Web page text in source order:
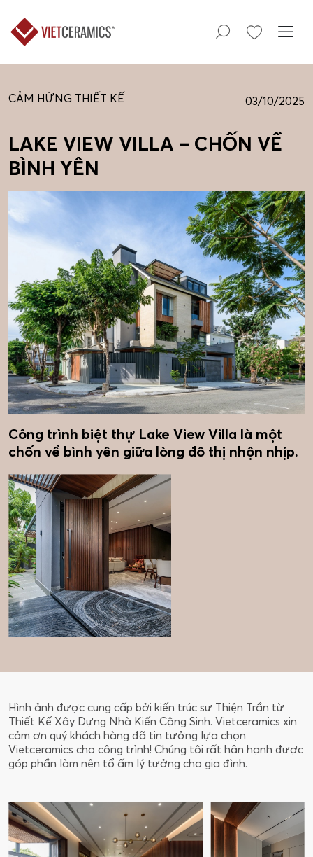
CẢM HỨNG THIẾT KẾ 03/10/2025
LAKE VIEW VILLA – CHỐN VỀ
BÌNH YÊN
Công trình biệt thự Lake View Villa là một
chốn về bình yên giữa lòng đô thị nhộn nhịp.
Hình ảnh được cung cấp bởi kiến trúc sư Thiện Trần từ
Thiết Kế Xây Dựng Nhà Kiến Cộng Sinh. Vietceramics xin
cảm ơn quý khách hàng đã tin tưởng lựa chọn
Vietceramics cho công trình! Chúng tôi rất hân hạnh được
góp phần làm nên tổ ấm lý tưởng cho gia đình.